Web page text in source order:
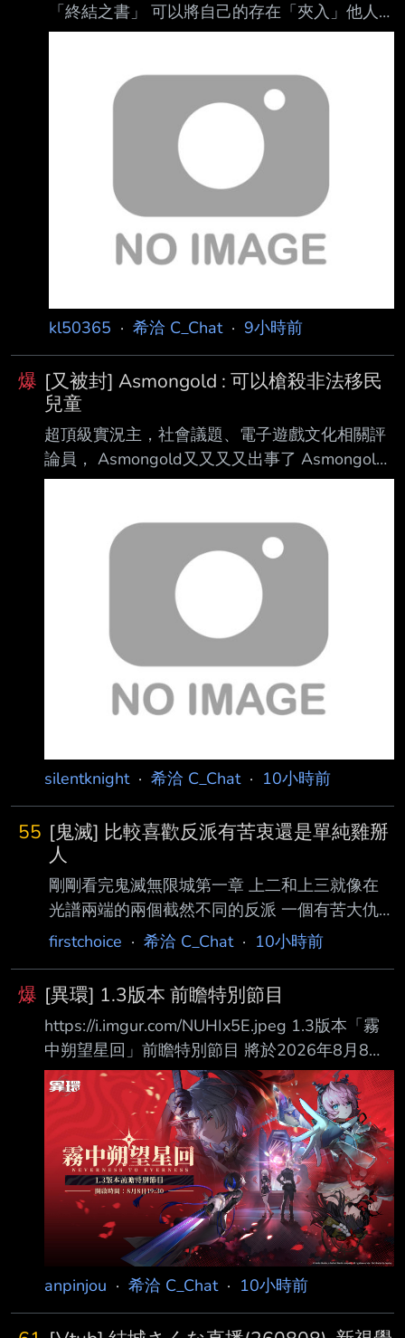
「終結之書」 可以將自己的存在「夾入」他人
的過去中 進而篡改記憶
被砍中後 過去與一護一同戰鬥的記憶 被洗成是
靠秀哥的幫忙才成功的
https://i.meee.com.tw/0eExgsL.png 甚至連更早
https://i.meee.com.tw/S3kbowd.png 不止這兩
人 一護身邊的親友們也中招了 紛紛要求對秀哥
動粗的一護向秀哥道歉!!! https://
kl50365 · 希洽 C_Chat· 9小時前
爆 [又被封] Asmongold : 可以槍殺非法移民
兒童
超頂級實況主，社會議題、電子遊戲文化相關評
論員， Asmongold又又又又出事了 Asmongold
Banned On Twitch After Saying He'd Shoot
https://www.thegamer.com/asmongold-twitch-
ban-august-2026/ Controversial streamer
Asmongold has been banned on Twitch after
saying on stream that he
silentknight· 希洽 C_Chat· 10小時前
55 [鬼滅] 比較喜歡反派有苦衷還是單純雞掰
人
剛剛看完鬼滅無限城第一章 上二和上三就像在
光譜兩端的兩個截然不同的反派 一個有苦大仇
深的悲慘過去 一個是玩弄人心的樂子人 兩人的
想看上二囂張的嘴臉被扁到落魄吃鱉 你們會比
較喜歡哪種反派 -- 哈哈其實貝庫塔前世也挺慘
的 但他雞掰的成分更多 但他是被強迫變成鬼又
失憶 應該算吧 這我就不知道了 我沒看過原作 善
逸的師兄感覺就像這種 真的嗎 但我看很多小朋
友會模仿猗窩座 沒看過模仿童磨的 動畫好像沒
講到他的過去？但這種藝術家類型的反派都是純
雞掰人居多
firstchoice · 希洽 C_Chat· 10小時前
爆 [異環] 1.3版本 前瞻特別節目
https://i.imgur.com/NUHIx5E.jpeg 1.3版本「霧
中朔望星回」前瞻特別節目 將於2026年8月8日
19:30正式播出，歡迎鑒定師前往觀看！ 日
https://www.youtube.com/live/PShv5EyOCGA
中 https://www.youtube.com/live/EqP7PzI0ppk
這次真的是大的要來了 癲火大佬要來了！ -- 推
tonsin2976: 幹我要她 推 Hsuaaaanlala: 我要他
幹 推 vance1024: 他要幹我 → L
anpinjou · 希洽 C_Chat· 10小時前